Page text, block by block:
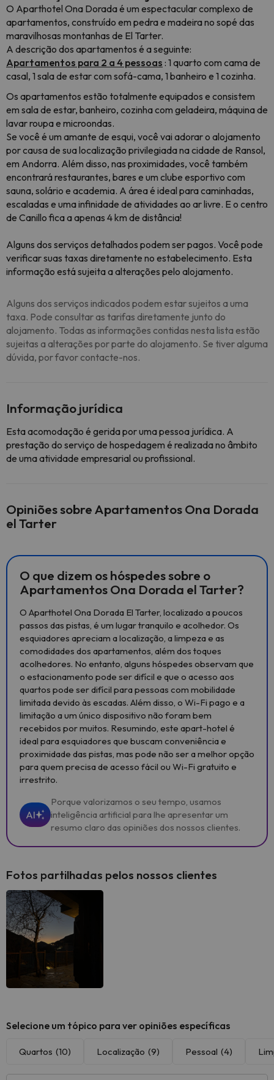
O Aparthotel Ona Dorada é um espectacular complexo de
apartamentos, construído em pedra e madeira no sopé das
maravilhosas montanhas de El Tarter.
A descrição dos apartamentos é a seguinte:
Apartamentos para 2 a 4 pessoas : 1 quarto com cama de
casal, 1 sala de estar com sofá-cama, 1 banheiro e 1 cozinha.
Os apartamentos estão totalmente equipados e consistem
em sala de estar, banheiro, cozinha com geladeira, máquina de
lavar roupa e microondas.
Se você é um amante de esqui, você vai adorar o alojamento
por causa de sua localização privilegiada na cidade de Ransol,
em Andorra. Além disso, nas proximidades, você também
encontrará restaurantes, bares e um clube esportivo com
sauna, solário e academia. A área é ideal para caminhadas,
escaladas e uma infinidade de atividades ao ar livre. E o centro
de Canillo fica a apenas 4 km de distância!
Alguns dos serviços detalhados podem ser pagos. Você pode
verificar suas taxas diretamente no estabelecimento. Esta
informação está sujeita a alterações pelo alojamento.
Alguns dos serviços indicados podem estar sujeitos a uma
taxa. Pode consultar as tarifas diretamente junto do
alojamento. Todas as informações contidas nesta lista estão
sujeitas a alterações por parte do alojamento. Se tiver alguma
dúvida, por favor contacte-nos.
Informação jurídica
Esta acomodação é gerida por uma pessoa jurídica. A
prestação do serviço de hospedagem é realizada no âmbito
de uma atividade empresarial ou profissional.
Opiniões sobre Apartamentos Ona Dorada
el Tarter
O que dizem os hóspedes sobre o
Apartamentos Ona Dorada el Tarter?
O Aparthotel Ona Dorada El Tarter, localizado a poucos
passos das pistas, é um lugar tranquilo e acolhedor. Os
esquiadores apreciam a localização, a limpeza e as
comodidades dos apartamentos, além dos toques
acolhedores. No entanto, alguns hóspedes observam que
o estacionamento pode ser difícil e que o acesso aos
quartos pode ser difícil para pessoas com mobilidade
limitada devido às escadas. Além disso, o Wi-Fi pago e a
limitação a um único dispositivo não foram bem
recebidos por muitos. Resumindo, este apart-hotel é
ideal para esquiadores que buscam conveniência e
proximidade das pistas, mas pode não ser a melhor opção
para quem precisa de acesso fácil ou Wi-Fi gratuito e
irrestrito.
AI
Porque valorizamos o seu tempo, usamos
inteligência artificial para lhe apresentar um
resumo claro das opiniões dos nossos clientes.
Fotos partilhadas pelos nossos clientes
Selecione um tópico para ver opiniões específicas
Quartos (10) Localização (9) Pessoal (4)